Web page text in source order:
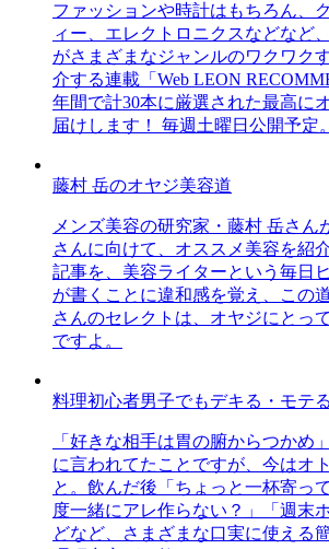
ファッションや時計はもちろん、
ィー、エレクトロニクスなどなど
がさまざまなジャンルのワクワク
介する連載「Web LEON
年間で計30本に厳選された最高に
届けします！ 毎週土曜日公開予定。
藤村 岳のオヤジ美容道
メンズ美容の研究家・藤村 岳さん
さんに向けて、オススメ美容を紹
記事を、美容ライターという毎日
が書くことに違和感を覚え、この
さんのセレクトは、オヤジにとっ
ですよ。
料理初心者男子でもデキる・モテ
「好きな相手は胃の腑からつかめ
に言われてたことですが、今はオ
と。飲んだ後「ちょっと一杯寄っ
度一緒にアレ作らない？」「週末
どなど、さまざまな口実に使える